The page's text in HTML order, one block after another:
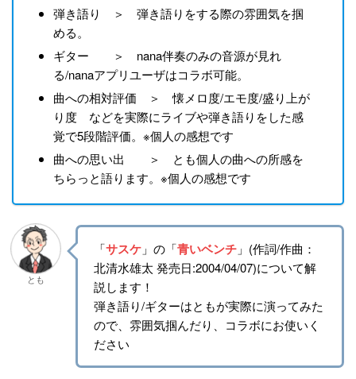
弾き語り ＞ 弾き語りをする際の雰囲気を掴
める。
ギター ＞ nana伴奏のみの音源が見れ
る/nanaアプリユーザはコラボ可能。
曲への相対評価 ＞ 懐メロ度/エモ度/盛り上が
り度 などを実際にライブや弾き語りをした感
覚で5段階評価。※個人の感想です
曲への思い出 ＞ とも個人の曲への所感を
ちらっと語ります。※個人の感想です
とも
「サスケ 」の「青いベンチ 」(作詞/作曲：
北清水雄太 発売日:2004/04/07)について解
説します！
弾き語り/ギターはともが実際に演ってみた
ので、雰囲気掴んだり、コラボにお使いく
ださい